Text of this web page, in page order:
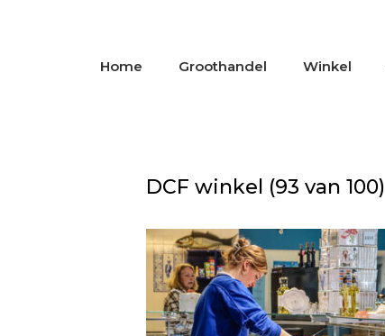
Home Groothandel Winkel
DCF winkel (93 van 100)